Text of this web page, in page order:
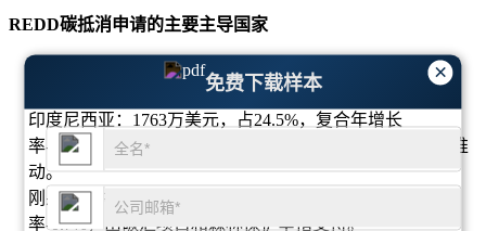
×
免费下载样本
REDD碳抵消申请的主要主导国家
巴西：2081万美元，占28.9%，复合年增长率-0.8%，由亚
马逊雨林保护和大规模森林砍伐控制努力推动。
印度尼西亚：1763万美元，占24.5%，复合年增长
率-0.8%，由森林恢复计划和社区主导的可持续发展项目推
动。
刚果民主共和国：1549万美元，占比21.5%，复合年增长
率-0.7%，由碳汇项目和森林保护举措支持。